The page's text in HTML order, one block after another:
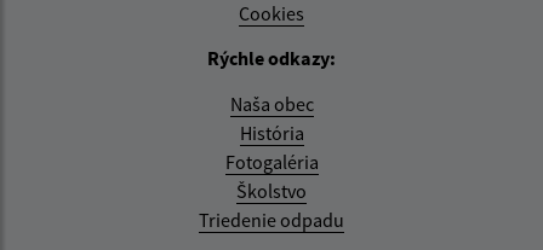
Cookies
Rýchle odkazy:
Naša obec
História
Fotogaléria
Školstvo
Triedenie odpadu